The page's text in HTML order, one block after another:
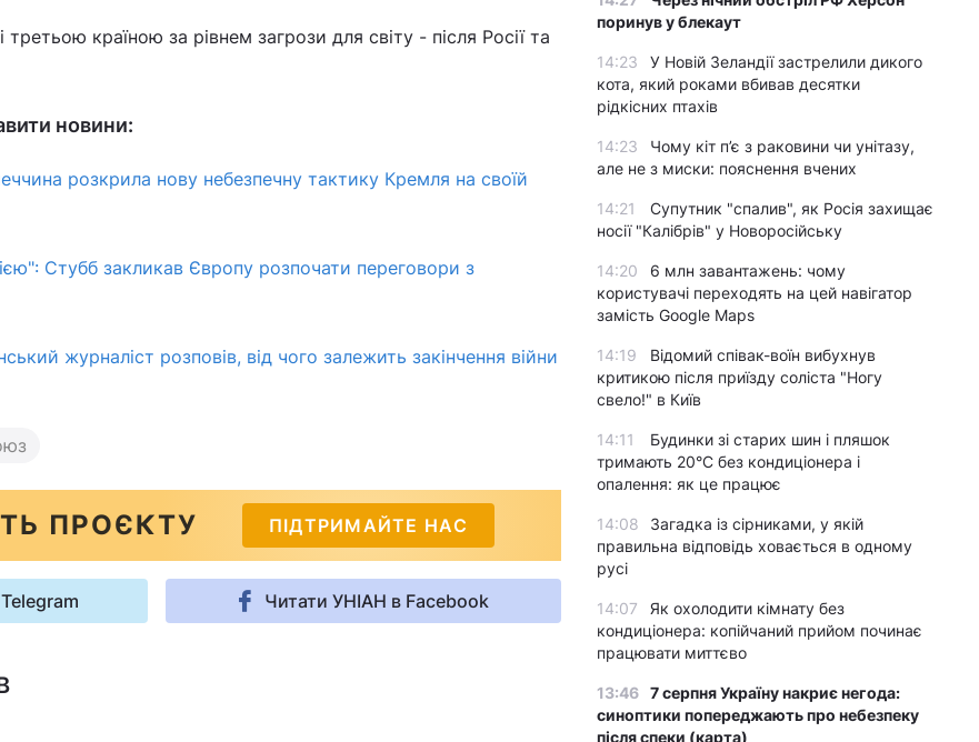
країною за рівнем загрози для світу - після Росії та
новини:
розкрила нову небезпечну тактику Кремля на своїй
Стубб закликав Європу розпочати переговори з
журналіст розповів, від чого залежить закінчення війни
ПРОЄКТУ ПІДТРИМАЙТЕ НАС
Читати УНІАН в Facebook
поринув у блекаут
14:23
У Новій Зеландії застрелили дикого
кота, який роками вбивав десятки
рідкісних птахів
14:23
Чому кіт п’є з раковини чи унітазу,
але не з миски: пояснення вчених
14:21
Супутник "спалив", як Росія захищає
носії "Калібрів" у Новоросійську
14:20
6 млн завантажень: чому
користувачі переходять на цей навігатор
замість Google Maps
14:19
Відомий співак-воїн вибухнув
критикою після приїзду соліста "Ногу
свело!" в Київ
14:11
Будинки зі старих шин і пляшок
тримають 20°C без кондиціонера і
опалення: як це працює
14:08
Загадка із сірниками, у якій
правильна відповідь ховається в одному
русі
14:07
Як охолодити кімнату без
кондиціонера: копійчаний прийом починає
працювати миттєво
13:46 7 серпня Україну накриє негода:
синоптики попереджають про небезпеку
після спеки (карта)